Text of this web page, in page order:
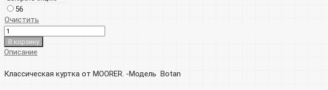
56
Очистить
В корзину
Описание
Классическая куртка от MOORER. -Модель Botan